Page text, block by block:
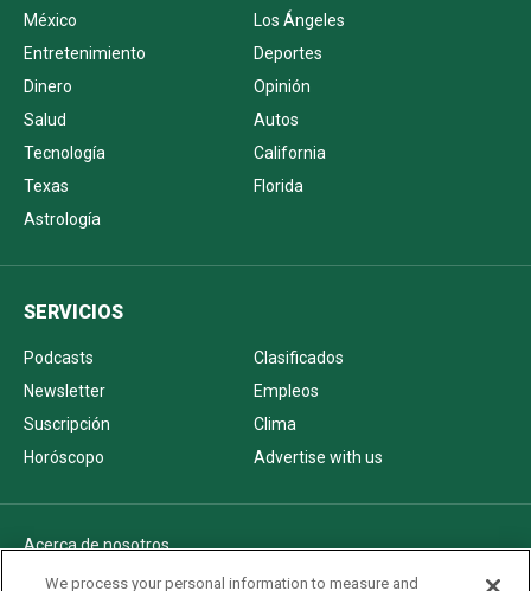
México
Los Ángeles
Entretenimiento
Deportes
Dinero
Opinión
Salud
Autos
Tecnología
California
Texas
Florida
Astrología
SERVICIOS
Podcasts
Clasificados
Newsletter
Empleos
Suscripción
Clima
Horóscopo
Advertise with us
Acerca de nosotros
Politica de privacidad
We process your personal information to measure and